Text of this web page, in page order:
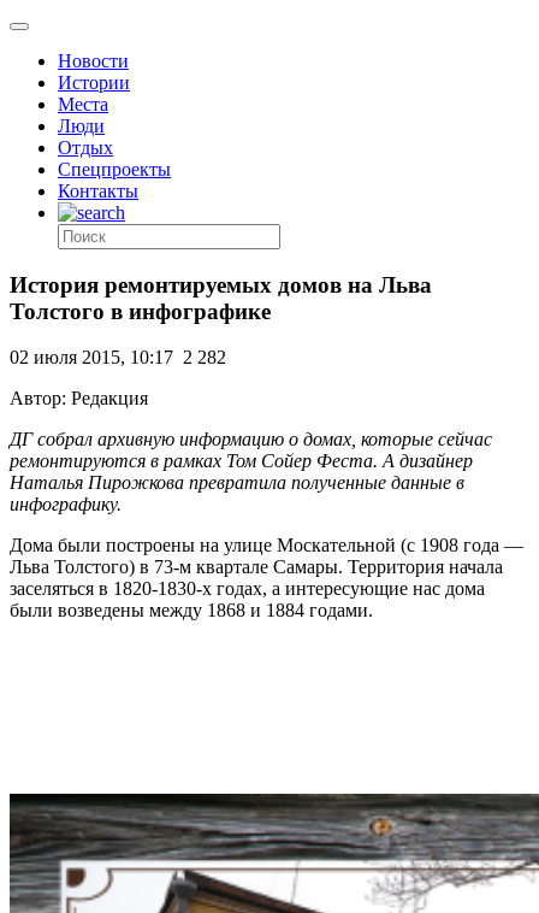
Новости
Истории
Места
Люди
Отдых
Спецпроекты
Контакты
История ремонтируемых домов на Льва
Толстого в инфографике
02 июля 2015, 10:17 2 282
Автор: Редакция
ДГ собрал архивную информацию о домах, которые сейчас
ремонтируются в рамках Том Сойер Феста. А дизайнер
Наталья Пирожкова превратила полученные данные в
инфографику.
Дома были построены на улице Москательной (с 1908 года —
Льва Толстого) в 73-м квартале Самары. Территория начала
заселяться в 1820-1830-х годах, а интересующие нас дома
были возведены между 1868 и 1884 годами.